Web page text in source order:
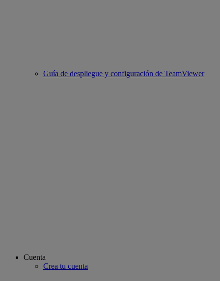
Guía de despliegue y configuración de TeamViewer
Cuenta
Crea tu cuenta